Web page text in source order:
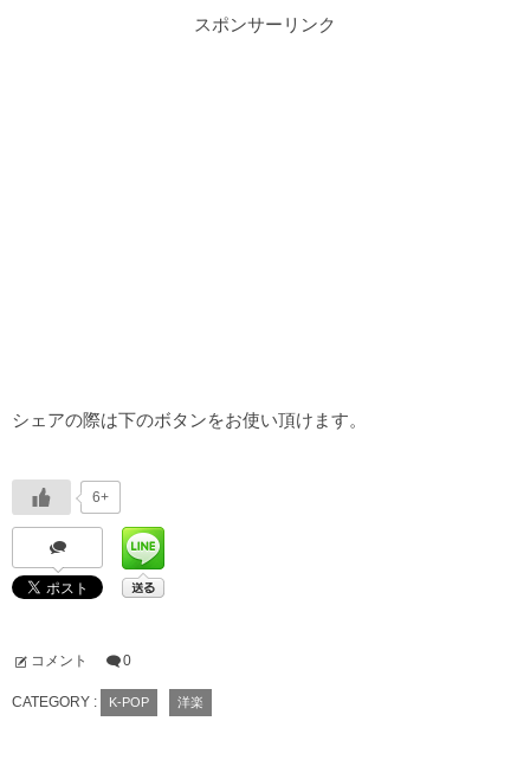
スポンサーリンク
シェアの際は下のボタンをお使い頂けます。
6+
コメント 0
CATEGORY : K-POP 洋楽